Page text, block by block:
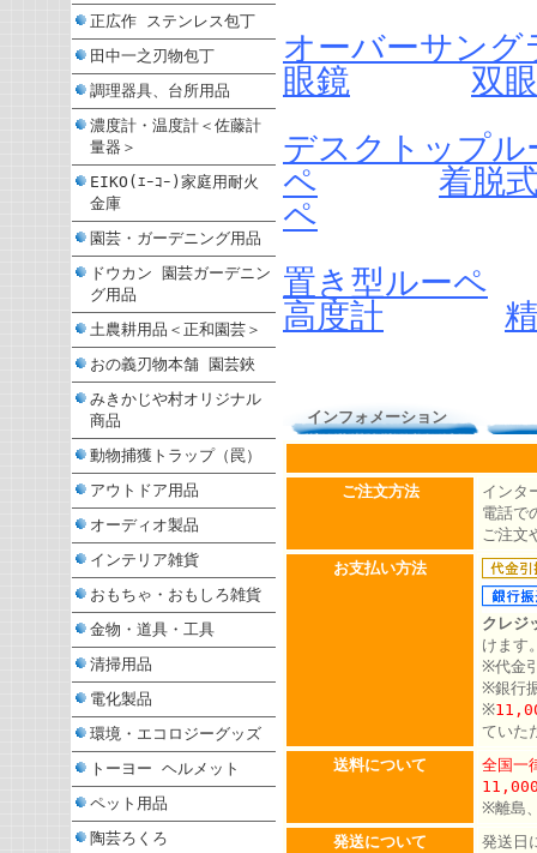
正広作 ステンレス包丁
田中一之刃物包丁
調理器具、台所用品
濃度計・温度計＜佐藤計
量器＞
EIKO(ｴｰｺｰ)家庭用耐火
金庫
園芸・ガーデニング用品
ドウカン 園芸ガーデニン
グ用品
土農耕用品＜正和園芸＞
おの義刃物本舗 園芸鋏
みきかじや村オリジナル
商品
動物捕獲トラップ（罠）
アウトドア用品
オーディオ製品
インテリア雑貨
おもちゃ・おもしろ雑貨
金物・道具・工具
清掃用品
電化製品
環境・エコロジーグッズ
トーヨー ヘルメット
ペット用品
陶芸ろくろ
オーバーサング
眼鏡
双
デスクトップル
ペ
着脱
ペ
置き型ルーペ
高度計
インフォメーション
ご注文方法
インタ
電話で
ご注文
お支払い方法
クレジ
けます
※代金
※銀行
※
ていた
送料について
全国一
※離島
発送について
発送日